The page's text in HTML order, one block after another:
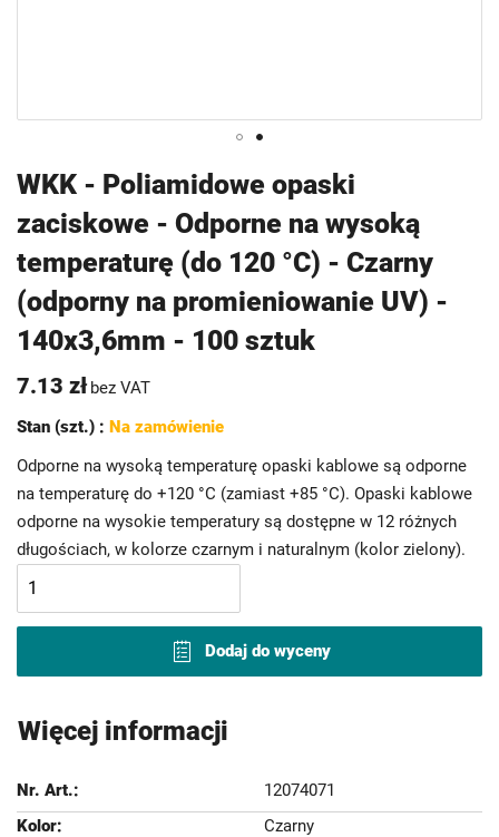
WKK - Poliamidowe opaski
zaciskowe - Odporne na wysoką
temperaturę (do 120 °C) - Czarny
(odporny na promieniowanie UV) -
140x3,6mm - 100 sztuk
7.13 zł bez VAT
Stan (szt.) : Na zamówienie
Odporne na wysoką temperaturę opaski kablowe są odporne
na temperaturę do +120 °C (zamiast +85 °C). Opaski kablowe
odporne na wysokie temperatury są dostępne w 12 różnych
długościach, w kolorze czarnym i naturalnym (kolor zielony).
Dodaj do wyceny
na
początek
galerii
Więcej informacji
12074071
Czarny